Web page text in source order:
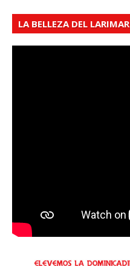
LA BELLEZA DEL LARIMAR